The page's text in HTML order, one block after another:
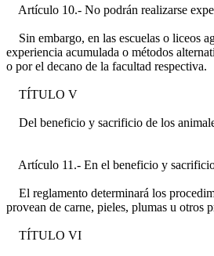
Artículo 10.- No podrán realizarse
Sin embargo, en las escuelas o liceos
experiencia acumulada o métodos
o por el decano de la facultad respectiva.
TÍTULO V
Del beneficio y sacrificio de los
Artículo 11.- En el beneficio y sacrificio
El reglamento determinará los
provean de carne, pieles, plumas u otros
TÍTULO VI